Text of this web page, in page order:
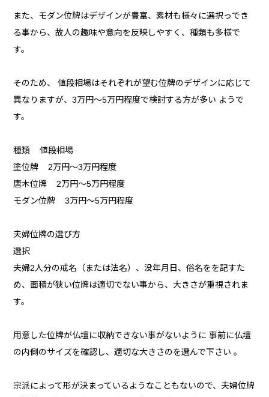
また、モダン位牌はデザインが豊富、素材も様々に選択っでき
る事から、故人の趣味や意向を反映しやすく、種類も多様で
す。
そのため、 値段相場はそれぞれが望む位牌のデザインに応じて
異なりますが、3万円～5万円程度で検討する方が多い ようで
す。
種類 値段相場
塗位牌 2万円～3万円程度
唐木位牌 2万円～5万円程度
モダン位牌 3万円～5万円程度
夫婦位牌の選び方
選択
夫婦2人分の戒名（または法名）、没年月日、俗名をを記すた
め、面積が狭い位牌は適切でない事から、大きさが重視されま
す。
用意した位牌が仏壇に収納できない事がないように 事前に仏壇
の内側のサイズを確認し、適切な大きさのを選んで下さい 。
宗派によって形が決まっているようなこともないので、夫婦位牌